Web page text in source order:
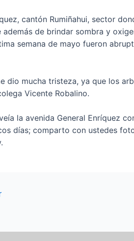
cantón Rumiñahui, sector
de brindar sombra y
semana de mayo fueron
dio mucha tristeza, ya que los
Vicente Robalino.
la avenida General Enríquez
días; comparto con ustedes